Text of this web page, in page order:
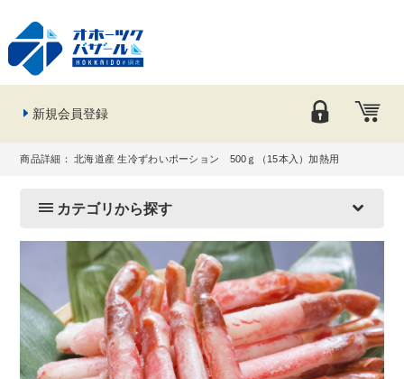
新規会員登録
商品詳細： 北海道産 生冷ずわいポーション 500ｇ（15本入）加熱用
カテゴリから探す